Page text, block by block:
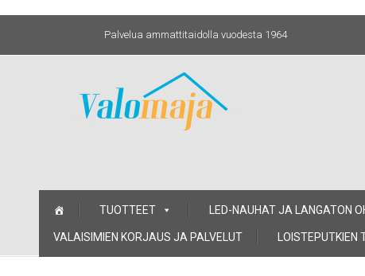
Palvelua ammattitaidolla vuodesta 1964
TUOTTEET LED-NAUHAT JA LANGATON
VALAISIMIEN KORJAUS JA PALVELUT LOISTEPUTKIEN